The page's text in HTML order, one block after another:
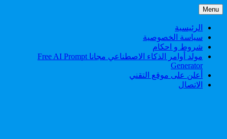
Skip
to
content
Menu
الرئيسية
سياسة الخصوصية
شروط و احكام
مولد أوامر الذكاء الاصطناعي مجانا Free AI Prompt
Generator
أعلن على موقع التقني
الاتصال